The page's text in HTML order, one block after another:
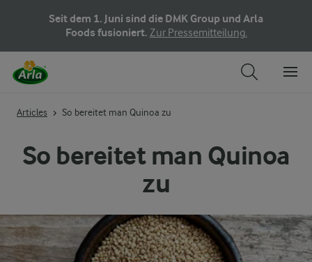
Seit dem 1. Juni sind die DMK Group und Arla
Foods fusioniert. Zur Pressemitteilung.
Articles So bereitet man Quinoa zu
So bereitet man Quinoa
zu